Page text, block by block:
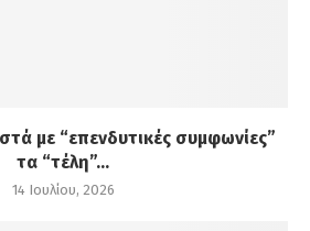
με “επενδυτικές συμφωνίες”
τα “τέλη”...
14 Ιουλίου, 2026